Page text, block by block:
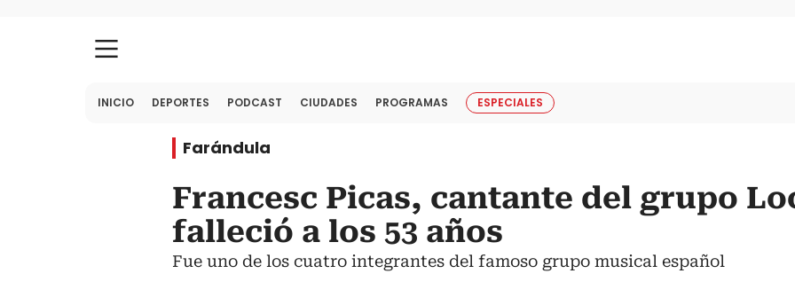
INICIO DEPORTES PODCAST CIUDADES PROGRAMAS ESPECIALES
Farándula
Francesc Picas, cantante del grupo
falleció a los 53 años
Fue uno de los cuatro integrantes del famoso grupo musical español